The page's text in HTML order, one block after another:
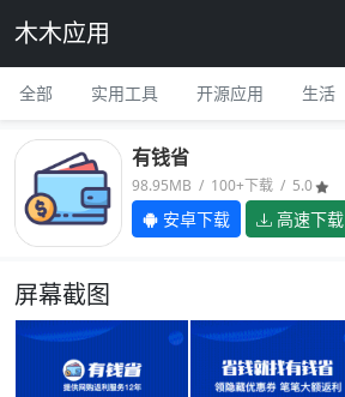
木木应用
全部 实用工具 开源应用 生活
有钱省
98.95MB / 100+下载 / 5.0
安卓下载 高速下载
屏幕截图